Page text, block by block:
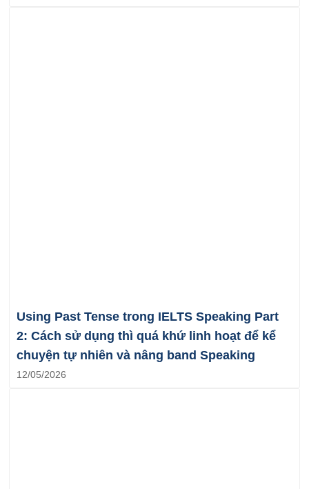
Using Past Tense trong IELTS Speaking Part
2: Cách sử dụng thì quá khứ linh hoạt để kể
chuyện tự nhiên và nâng band Speaking
12/05/2026